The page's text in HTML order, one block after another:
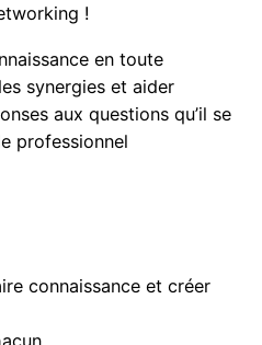
!
en toute
synergies et aider
aux questions qu’il se
professionnel
connaissance et créer